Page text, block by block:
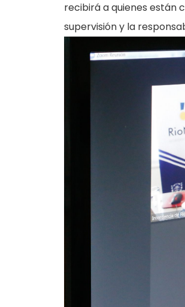
recibirá a quienes están
supervisión y la